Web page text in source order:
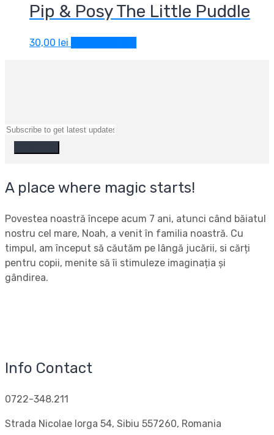
Pip & Posy The Little Puddle
30,00 lei
A place where magic starts!
Povestea noastră începe acum 7 ani, atunci când băiatul
nostru cel mare, Noah, a venit în familia noastră. Cu
timpul, am început să căutăm pe lângă jucării, si cărți
pentru copii, menite să îi stimuleze imaginația și
gândirea.
Info Contact
0722-348.211
Strada Nicolae Iorga 54, Sibiu 557260, Romania